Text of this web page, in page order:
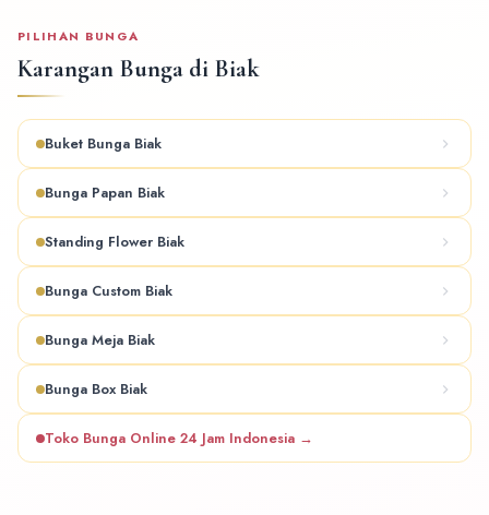
PILIHAN BUNGA
Karangan Bunga di Biak
Buket Bunga Biak
Bunga Papan Biak
Standing Flower Biak
Bunga Custom Biak
Bunga Meja Biak
Bunga Box Biak
Toko Bunga Online 24 Jam Indonesia →